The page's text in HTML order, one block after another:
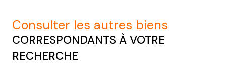
consulter les autres biens
CORRESPONDANTS À VOTRE
RECHERCHE